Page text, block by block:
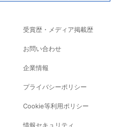
受賞歴・メディア掲載歴
お問い合わせ
企業情報
プライバシーポリシー
Cookie等利用ポリシー
情報セキュリティ